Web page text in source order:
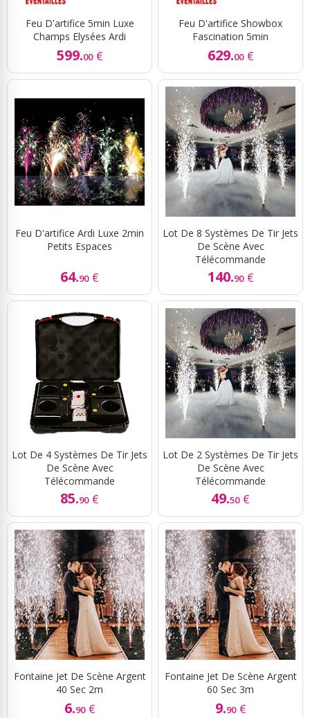
Feu D'artifice 5min Luxe
Champs Elysées Ardi
599.00 €
Feu D'artifice Showbox
Fascination 5min
629.00 €
Feu D'artifice Ardi Luxe 2min
Petits Espaces
64.90 €
Lot De 8 Systèmes De Tir Jets
De Scène Avec
Télécommande
140.90 €
Lot De 4 Systèmes De Tir Jets
De Scène Avec
Télécommande
85.90 €
Lot De 2 Systèmes De Tir Jets
De Scène Avec
Télécommande
49.50 €
Fontaine Jet De Scène Argent
40 Sec 2m
6.90 €
Fontaine Jet De Scène Argent
60 Sec 3m
9.90 €